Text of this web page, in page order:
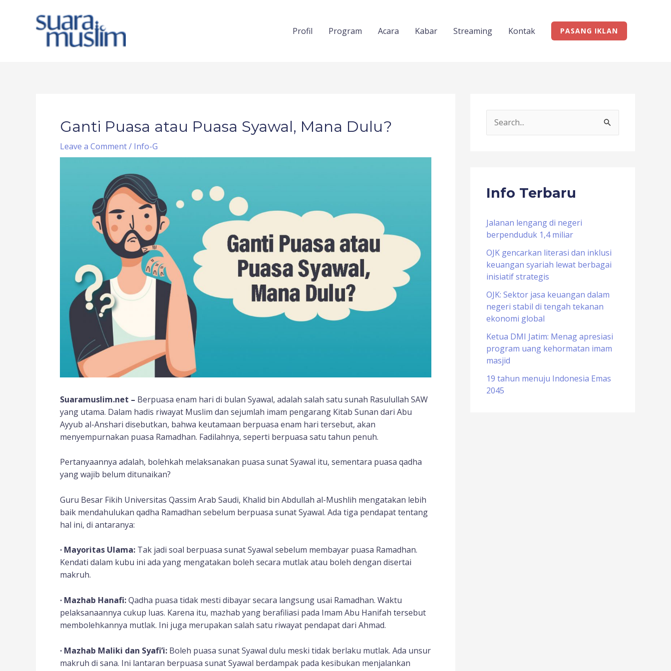
Profil Program Acara Kabar Streaming Kontak PASANG IKLAN
Ganti Puasa atau Puasa Syawal, Mana Dulu?
Leave a Comment/ Info-G
Suaramuslim.net – Berpuasa enam hari di bulan Syawal, adalah salah satu sunah Rasulullah SAW
yang utama. Dalam hadis riwayat Muslim dan sejumlah imam pengarang Kitab Sunan dari Abu
Ayyub al-Anshari disebutkan, bahwa keutamaan berpuasa enam hari tersebut, akan
menyempurnakan puasa Ramadhan. Fadilahnya, seperti berpuasa satu tahun penuh.
Pertanyaannya adalah, bolehkah melaksanakan puasa sunat Syawal itu, sementara puasa qadha
yang wajib belum ditunaikan?
Guru Besar Fikih Universitas Qassim Arab Saudi, Khalid bin Abdullah al-Mushlih mengatakan lebih
baik mendahulukan qadha Ramadhan sebelum berpuasa sunat Syawal. Ada tiga pendapat tentang
hal ini, di antaranya:
· Mayoritas Ulama: Tak jadi soal berpuasa sunat Syawal sebelum membayar puasa Ramadhan.
Kendati dalam kubu ini ada yang mengatakan boleh secara mutlak atau boleh dengan disertai
makruh.
· Mazhab Hanafi:Qadha puasa tidak mesti dibayar secara langsung usai Ramadhan. Waktu
pelaksanaannya cukup luas. Karena itu, mazhab yang berafiliasi pada Imam Abu Hanifah tersebut
membolehkannya mutlak. Ini juga merupakan salah satu riwayat pendapat dari Ahmad.
· Mazhab Maliki dan Syafi’i: Boleh puasa sunat Syawal dulu meski tidak berlaku mutlak. Ada unsur
makruh di sana. Ini lantaran berpuasa sunat Syawal berdampak pada kesibukan menjalankan
c
f
o
r
:
Info Terbaru
Jalanan lengang di negeri
berpenduduk 1,4 miliar
OJK gencarkan literasi dan inklusi
keuangan syariah lewat berbagai
inisiatif strategis
OJK: Sektor jasa keuangan dalam
negeri stabil di tengah tekanan
ekonomi global
Ketua DMI Jatim: Menag apresiasi
program uang kehormatan imam
masjid
19 tahun menuju Indonesia Emas
2045